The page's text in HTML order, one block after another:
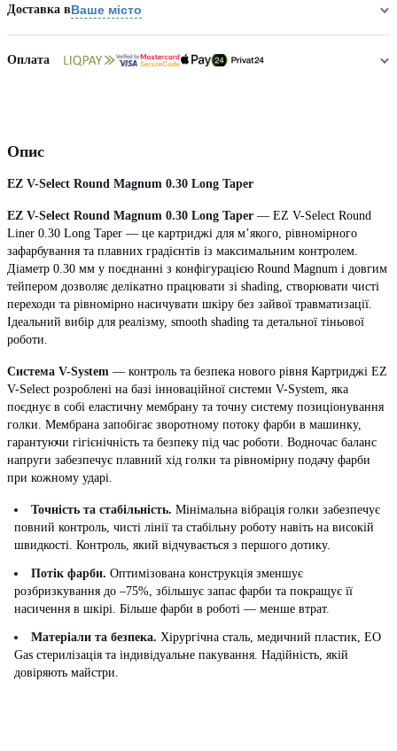
Доставка вВаше місто
Оплата
Опис
EZ V-Select Round Magnum 0.30 Long Taper
EZ V-Select Round Magnum 0.30 Long Taper — EZ V-Select Round
Liner 0.30 Long Taper — це картриджі для м’якого, рівномірного
зафарбування та плавних градієнтів із максимальним контролем.
Діаметр 0.30 мм у поєднанні з конфігурацією Round Magnum і довгим
тейпером дозволяє делікатно працювати зі shading, створювати чисті
переходи та рівномірно насичувати шкіру без зайвої травматизації.
Ідеальний вибір для реалізму, smooth shading та детальної тіньової
роботи.
Система V-System — контроль та безпека нового рівня Картриджі EZ
V-Select розроблені на базі інноваційної системи V-System, яка
поєднує в собі еластичну мембрану та точну систему позиціонування
голки. Мембрана запобігає зворотному потоку фарби в машинку,
гарантуючи гігієнічність та безпеку під час роботи. Водночас баланс
напруги забезпечує плавний хід голки та рівномірну подачу фарби
при кожному ударі.
Точність та стабільність. Мінімальна вібрація голки забезпечує
повний контроль, чисті лінії та стабільну роботу навіть на високій
швидкості. Контроль, який відчувається з першого дотику.
Потік фарби. Оптимізована конструкція зменшує
розбризкування до –75%, збільшує запас фарби та покращує її
насичення в шкірі. Більше фарби в роботі — менше втрат.
Матеріали та безпека. Хірургічна сталь, медичний пластик, EO
Gas стерилізація та індивідуальне пакування. Надійність, якій
довіряють майстри.